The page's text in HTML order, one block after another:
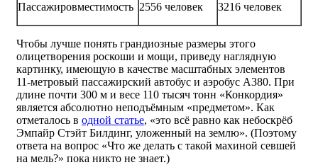
Пассажировместимость 2556 человек 3216 человек
Чтобы лучше понять грандиозные размеры этого
олицетворения роскоши и мощи, приведу наглядную
картинку, имеющую в качестве масштабных элементов
11-метровый пассажирский автобус и аэробус А380. При
длине почти 300 м и весе 110 тысяч тонн «Конкордия»
является абсолютно неподъёмным «предметом». Как
отметалось в одной статье, «это всё равно как небоскрёб
Эмпайр Стэйт Билдинг, уложенный на землю». (Поэтому
ответа на вопрос «Что же делать с такой махиной севшей
на мель?» пока никто не знает.)